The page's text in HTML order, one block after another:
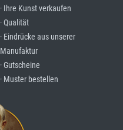
· Ihre Kunst verkaufen
· Qualität
· Eindrücke aus unserer
Manufaktur
· Gutscheine
· Muster bestellen